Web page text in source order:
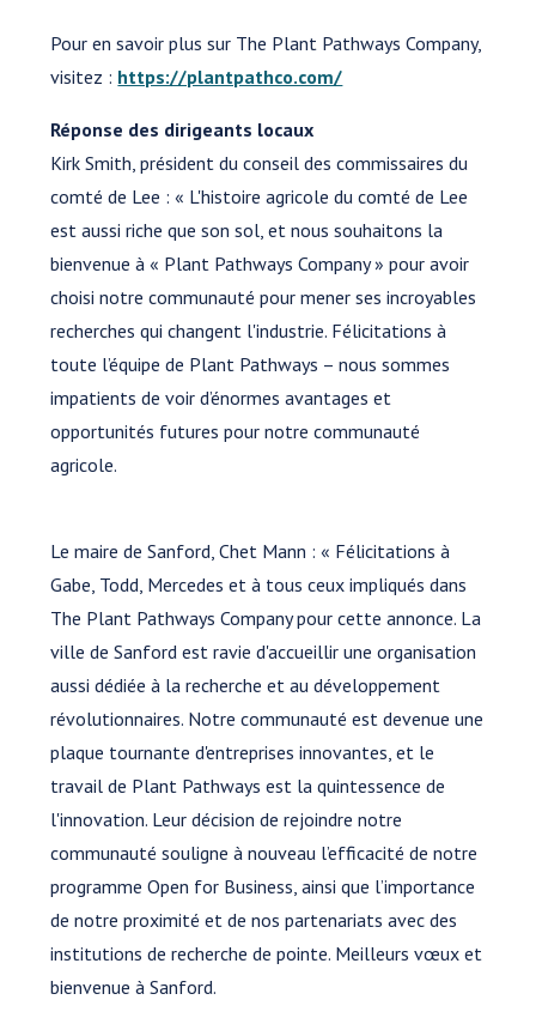
Pour en savoir plus sur The Plant Pathways Company,
visitez : https://plantpathco.com/
Réponse des dirigeants locaux
Kirk Smith, président du conseil des commissaires du
comté de Lee : « L'histoire agricole du comté de Lee
est aussi riche que son sol, et nous souhaitons la
bienvenue à « Plant Pathways Company » pour avoir
choisi notre communauté pour mener ses incroyables
recherches qui changent l'industrie. Félicitations à
toute l’équipe de Plant Pathways – nous sommes
impatients de voir d’énormes avantages et
opportunités futures pour notre communauté
agricole.
Le maire de Sanford, Chet Mann : « Félicitations à
Gabe, Todd, Mercedes et à tous ceux impliqués dans
The Plant Pathways Company pour cette annonce. La
ville de Sanford est ravie d'accueillir une organisation
aussi dédiée à la recherche et au développement
révolutionnaires. Notre communauté est devenue une
plaque tournante d'entreprises innovantes, et le
travail de Plant Pathways est la quintessence de
l'innovation. Leur décision de rejoindre notre
communauté souligne à nouveau l’efficacité de notre
programme Open for Business, ainsi que l’importance
de notre proximité et de nos partenariats avec des
institutions de recherche de pointe. Meilleurs vœux et
bienvenue à Sanford.